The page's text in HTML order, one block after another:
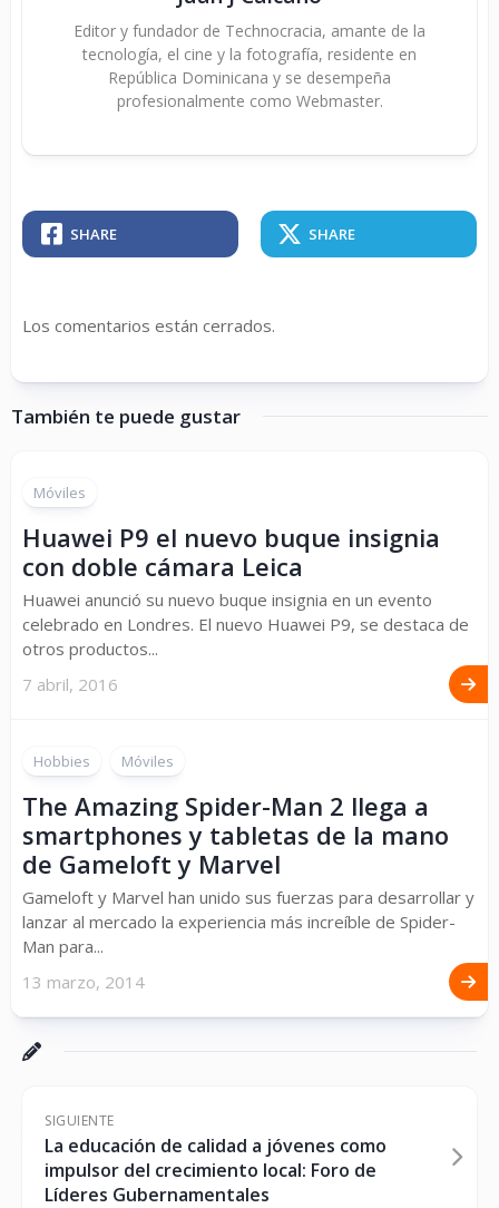
Editor y fundador de Technocracia, amante de la
tecnología, el cine y la fotografía, residente en
República Dominicana y se desempeña
profesionalmente como Webmaster.
SHARE SHARE
Los comentarios están cerrados.
También te puede gustar
Móviles
Huawei P9 el nuevo buque insignia
con doble cámara Leica
Huawei anunció su nuevo buque insignia en un evento
celebrado en Londres. El nuevo Huawei P9, se destaca de
otros productos...
7 abril, 2016
Hobbies Móviles
The Amazing Spider-Man 2 llega a
smartphones y tabletas de la mano
de Gameloft y Marvel
Gameloft y Marvel han unido sus fuerzas para desarrollar y
lanzar al mercado la experiencia más increíble de Spider-
Man para...
13 marzo, 2014
SIGUIENTE
La educación de calidad a jóvenes como
impulsor del crecimiento local: Foro de
Líderes Gubernamentales